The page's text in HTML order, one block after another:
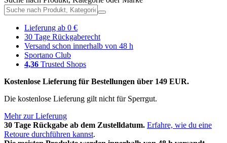
Lieferung ab 0 €
30 Tage Rückgaberecht
Versand schon innerhalb von 48 h
Sportano Club
4,36 Trusted Shops
Kostenlose Lieferung für Bestellungen über 149 EUR.
Die kostenlose Lieferung gilt nicht für Sperrgut.
Mehr zur Lieferung
30 Tage Rückgabe ab dem Zustelldatum. Erfahre, wie du eine
Retoure durchführen kannst.